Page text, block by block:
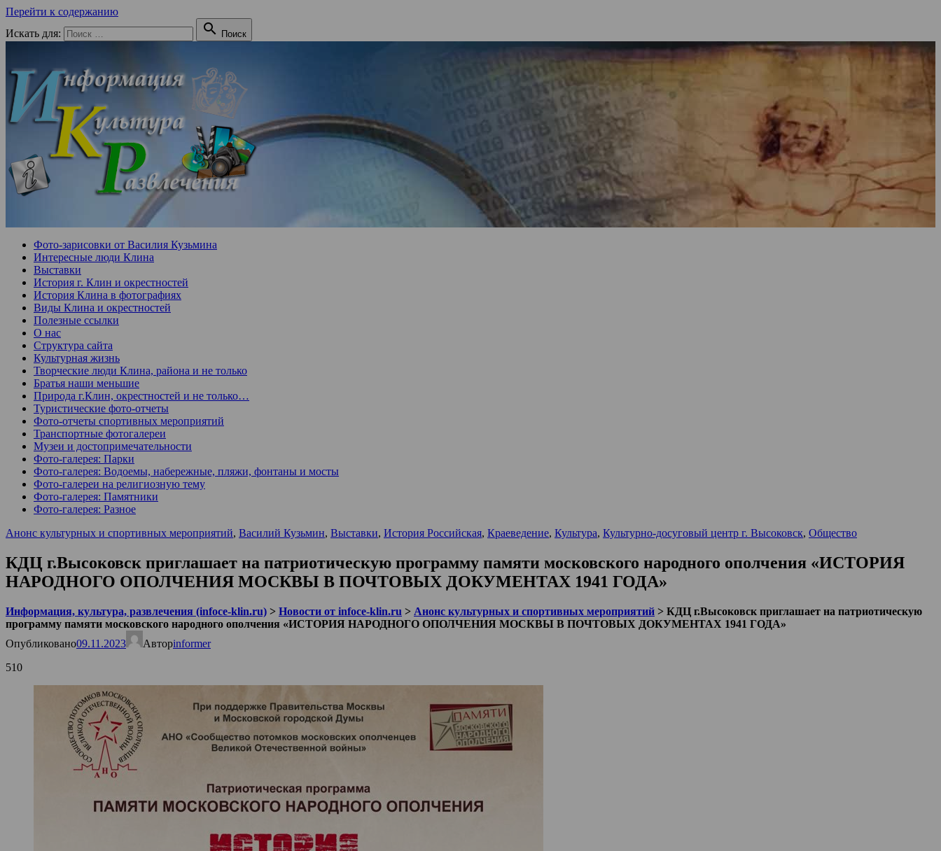
Перейти к содержанию
Искать для:
 Поиск
Фото-зарисовки от Василия Кузьмина
Интересные люди Клина
Выставки
История г. Клин и окрестностей
История Клина в фотографиях
Виды Клина и окрестностей
Полезные ссылки
О нас
Структура сайта
Культурная жизнь
Творческие люди Клина, района и не только
Братья наши меньшие
Природа г.Клин, окрестностей и не только…
Туристические фото-отчеты
Фото-отчеты спортивных мероприятий
Транспортные фотогалереи
Музеи и достопримечательности
Фото-галерея: Парки
Фото-галерея: Водоемы, набережные, пляжи, фонтаны и мосты
Фото-галереи на религиозную тему
Фото-галерея: Памятники
Фото-галерея: Разное
Анонс культурных и спортивных мероприятий, Василий Кузьмин, Выставки, История Российская, Краеведение, Культура, Культурно-досуговый центр г. Высоковск, Общество
КДЦ г.Высоковск приглашает на патриотическую программу памяти московского народного ополчения «ИСТОРИЯ
НАРОДНОГО ОПОЛЧЕНИЯ МОСКВЫ В ПОЧТОВЫХ ДОКУМЕНТАХ 1941 ГОДА»
Информация, культура, развлечения (infoce-klin.ru) > Новости от infoce-klin.ru > Анонс культурных и спортивных мероприятий > КДЦ г.Высоковск приглашает на патриотическую
программу памяти московского народного ополчения «ИСТОРИЯ НАРОДНОГО ОПОЛЧЕНИЯ МОСКВЫ В ПОЧТОВЫХ ДОКУМЕНТАХ 1941 ГОДА»
Опубликовано09.11.2023 Авторinformer
510